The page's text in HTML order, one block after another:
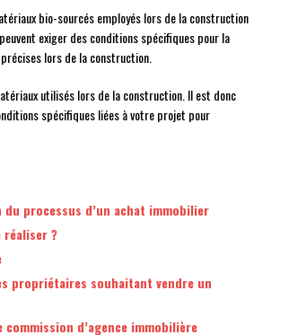
bio-sourcés employés lors de la construction
exiger des conditions spécifiques pour la
lors de la construction.
utilisés lors de la construction. Il est donc
spécifiques liées à votre projet pour
processus d’un achat immobilier
?
propriétaires souhaitant vendre un
d’agence immobilière